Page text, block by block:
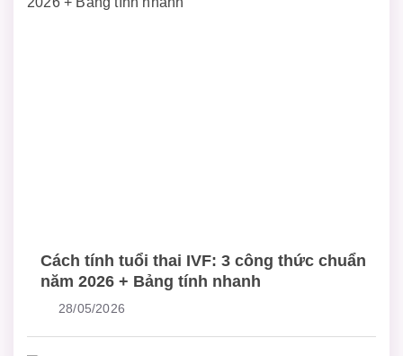
Cách tính tuổi thai IVF: 3 công thức chuẩn
năm 2026 + Bảng tính nhanh
28/05/2026